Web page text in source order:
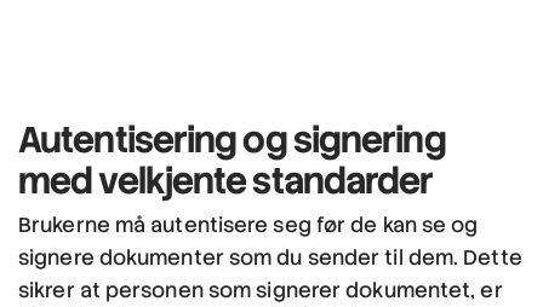
Autentisering og signering
med velkjente standarder
Brukerne må autentisere seg før de kan se og
signere dokumenter som du sender til dem. Dette
sikrer at personen som signerer dokumentet, er